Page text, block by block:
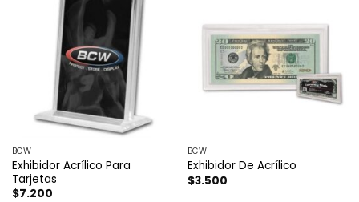
BCW
Exhibidor Acrílico Para
Tarjetas
$7.200
BCW
Exhibidor De Acrílico
$3.500